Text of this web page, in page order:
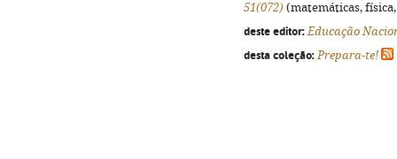
51(072) (matemáticas,
deste editor: Educação
desta coleção: Prepara-te!